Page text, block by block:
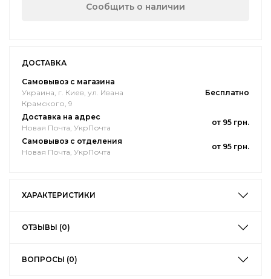
Сообщить о наличии
ДОСТАВКА
Самовывоз с магазина
Украина, г. Киев, ул. Ивана
Крамского, 9
Бесплатно
Доставка на адрес
Новая Почта, УкрПочта
от 95 грн.
Самовывоз с отделения
Новая Почта, УкрПочта
от 95 грн.
ХАРАКТЕРИСТИКИ
ОТЗЫВЫ (0)
ВОПРОСЫ (0)